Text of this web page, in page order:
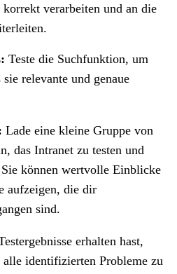
korrekt verarbeiten und an die
Teste die Suchfunktion, um
relevante und genaue
Lade eine kleine Gruppe von
das Intranet zu testen und
Sie können wertvolle Einblicke
aufzeigen, die dir
sind.
erhalten hast,
identifizierten Probleme zu